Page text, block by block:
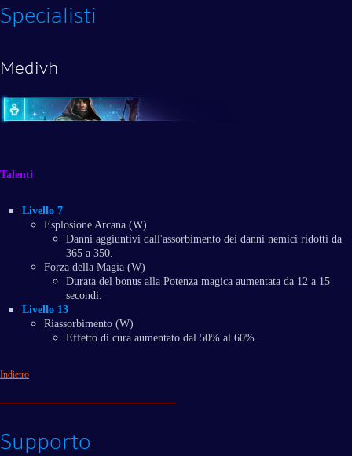
Specialisti
Medivh
Talenti
Livello 7
Esplosione Arcana (W)
Danni aggiuntivi dall'assorbimento dei danni nemici ridotti da
365 a 350.
Forza della Magia (W)
Durata del bonus alla Potenza magica aumentata da 12 a 15
secondi.
Livello 13
Riassorbimento (W)
Effetto di cura aumentato dal 50% al 60%.
Indietro
Supporto